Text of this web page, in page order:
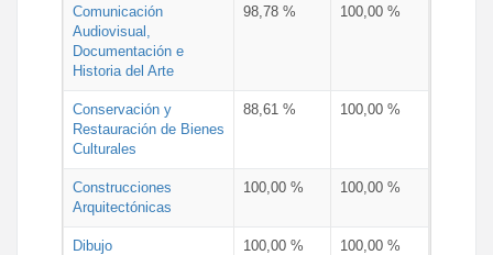
Comunicación
Audiovisual,
Documentación e
Historia del Arte
98,78 % 100,00 %
Conservación y
Restauración de Bienes
Culturales
88,61 % 100,00 %
Construcciones
Arquitectónicas
100,00 % 100,00 %
Dibujo 100,00 % 100,00 %